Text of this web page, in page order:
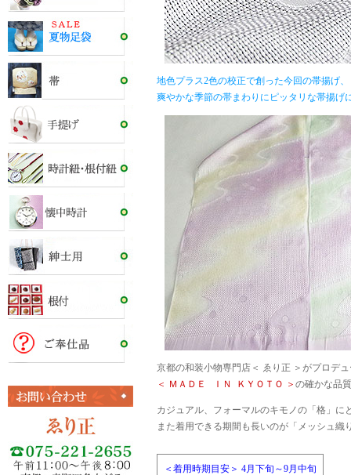
地色プラス2色の校正で創った今回の帯揚げ、
爽やかな季節の帯まわりにピッタリな帯揚げ
京都の和装小物専門店＜ ゑり正 ＞がプロデ
＜ ＭＡＤＥ ＩＮ ＫＹＯＴＯ ＞ の確かな品
カジュアル、フォーマルのキモノの「格」に
また着用できる期間も長いのが「メッシュ
＜着用時期目安＞ 4月下旬～9月中旬